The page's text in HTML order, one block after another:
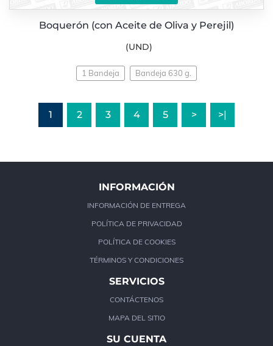
Boquerón (con Aceite de Oliva y Perejil)
(UND)
1 Bandeja Bandeja 630 g.
1 2 3 4 5 > >|
INFORMACIÓN
INFORMACIÓN DE ENTREGA
POLÍTICA DE PRIVACIDAD
POLÍTICA DE COOKIES
TÉRMINOS Y CONDICIONES
SERVICIOS
CONTÁCTENOS
MAPA DEL SITIO
SU CUENTA